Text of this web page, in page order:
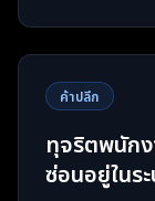
ค้าปลีก
ทุจริตพนัก
ซ่อนอยู่ในร